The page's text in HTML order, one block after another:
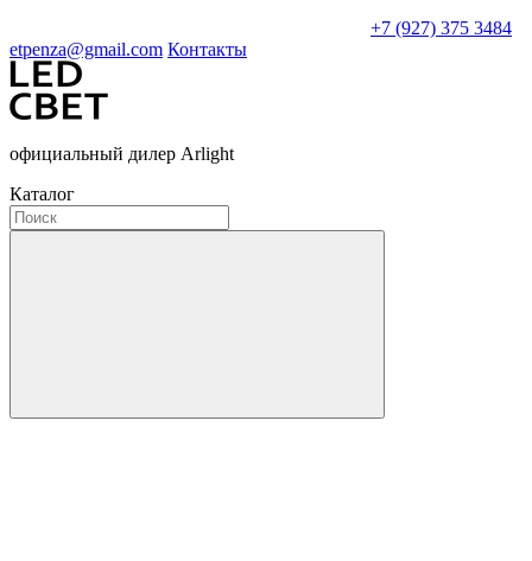
+7 (927) 375 3484
etpenza@gmail.com Контакты
официальный дилер Arlight
Каталог